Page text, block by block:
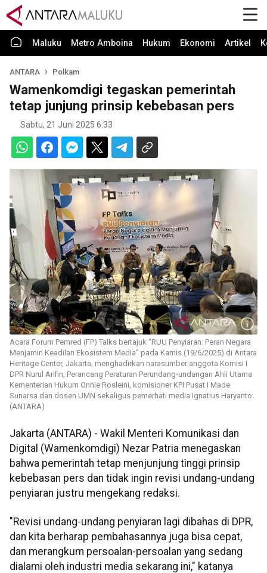
Maluku Metro Amboina Hukum Ekonomi Artikel
ANTARA Polkam
Wamenkomdigi tegaskan pemerintah
tetap junjung prinsip kebebasan pers
Sabtu, 21 Juni 2025 6:33
Acara Forum Pemred (FP) Talks bertajuk "RUU Penyiaran: Peran Negara
Menjamin Keadilan Ekosistem Media” pada Kamis (19/6/2025) di Antara
Heritage Center, Jakarta, menghadirkan narasumber anggota Komisi I
DPR Nurul Arifin, Perancang Peraturan Perundang-undangan Ahli Utama
Kementerian Hukum Onnie Rosleini, komisioner KPI Pusat I Made
Sunarsa dan dosen UMN sekaligus pemerhati media Ignatius Haryanto.
(ANTARA)
Jakarta (ANTARA) - Wakil Menteri Komunikasi dan
Digital (Wamenkomdigi) Nezar Patria menegaskan
bahwa pemerintah tetap menjunjung tinggi prinsip
kebebasan pers dan tidak ingin revisi undang-undang
penyiaran justru mengekang redaksi.
"Revisi undang-undang penyiaran lagi dibahas di DPR,
dan kita berharap pembahasannya juga bisa cepat,
dan merangkum persoalan-persoalan yang sedang
dialami oleh industri media sekarang ini," katanya